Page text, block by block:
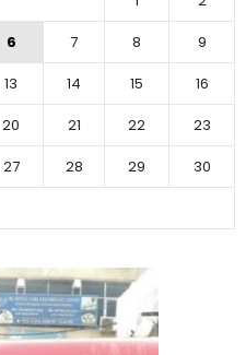
6 7 8
9
13 14 15
16
20 21 22
23
27 28 29
30